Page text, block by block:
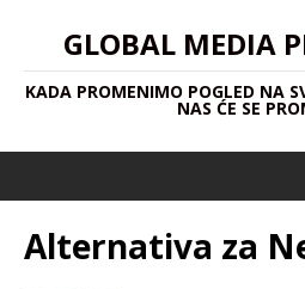
GLOBAL MEDIA
KADA PROMENIMO POGLED NA
NAS ĆE SE
Alternativa za